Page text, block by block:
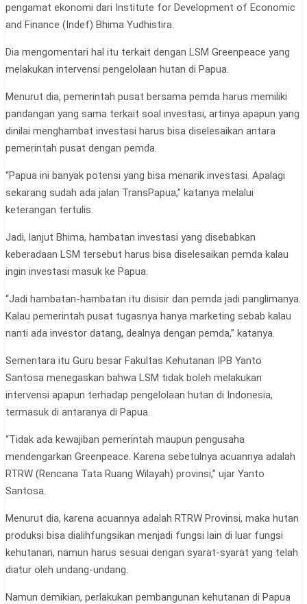
pengamat ekonomi dari Institute for Development of Economic
and Finance (Indef) Bhima Yudhistira.
Dia mengomentari hal itu terkait dengan LSM Greenpeace yang
melakukan intervensi pengelolaan hutan di Papua.
Menurut dia, pemerintah pusat bersama pemda harus memiliki
pandangan yang sama terkait soal investasi, artinya apapun yang
dinilai menghambat investasi harus bisa diselesaikan antara
pemerintah pusat dengan pemda.
“Papua ini banyak potensi yang bisa menarik investasi. Apalagi
sekarang sudah ada jalan TransPapua,” katanya melalui
keterangan tertulis.
Jadi, lanjut Bhima, hambatan investasi yang disebabkan
keberadaan LSM tersebut harus bisa diselesaikan pemda kalau
ingin investasi masuk ke Papua.
“Jadi hambatan-hambatan itu disisir dan pemda jadi panglimanya.
Kalau pemerintah pusat tugasnya hanya marketing sebab kalau
nanti ada investor datang, dealnya dengan pemda,” katanya.
Sementara itu Guru besar Fakultas Kehutanan IPB Yanto
Santosa menegaskan bahwa LSM tidak boleh melakukan
intervensi apapun terhadap pengelolaan hutan di Indonesia,
termasuk di antaranya di Papua.
“Tidak ada kewajiban pemerintah maupun pengusaha
mendengarkan Greenpeace. Karena sebetulnya acuannya adalah
RTRW (Rencana Tata Ruang Wilayah) provinsi,” ujar Yanto
Santosa.
Menurut dia, karena acuannya adalah RTRW Provinsi, maka hutan
produksi bisa dialihfungsikan menjadi fungsi lain di luar fungsi
kehutanan, namun harus sesuai dengan syarat-syarat yang telah
diatur oleh undang-undang.
Namun demikian, perlakukan pembangunan kehutanan di Papua